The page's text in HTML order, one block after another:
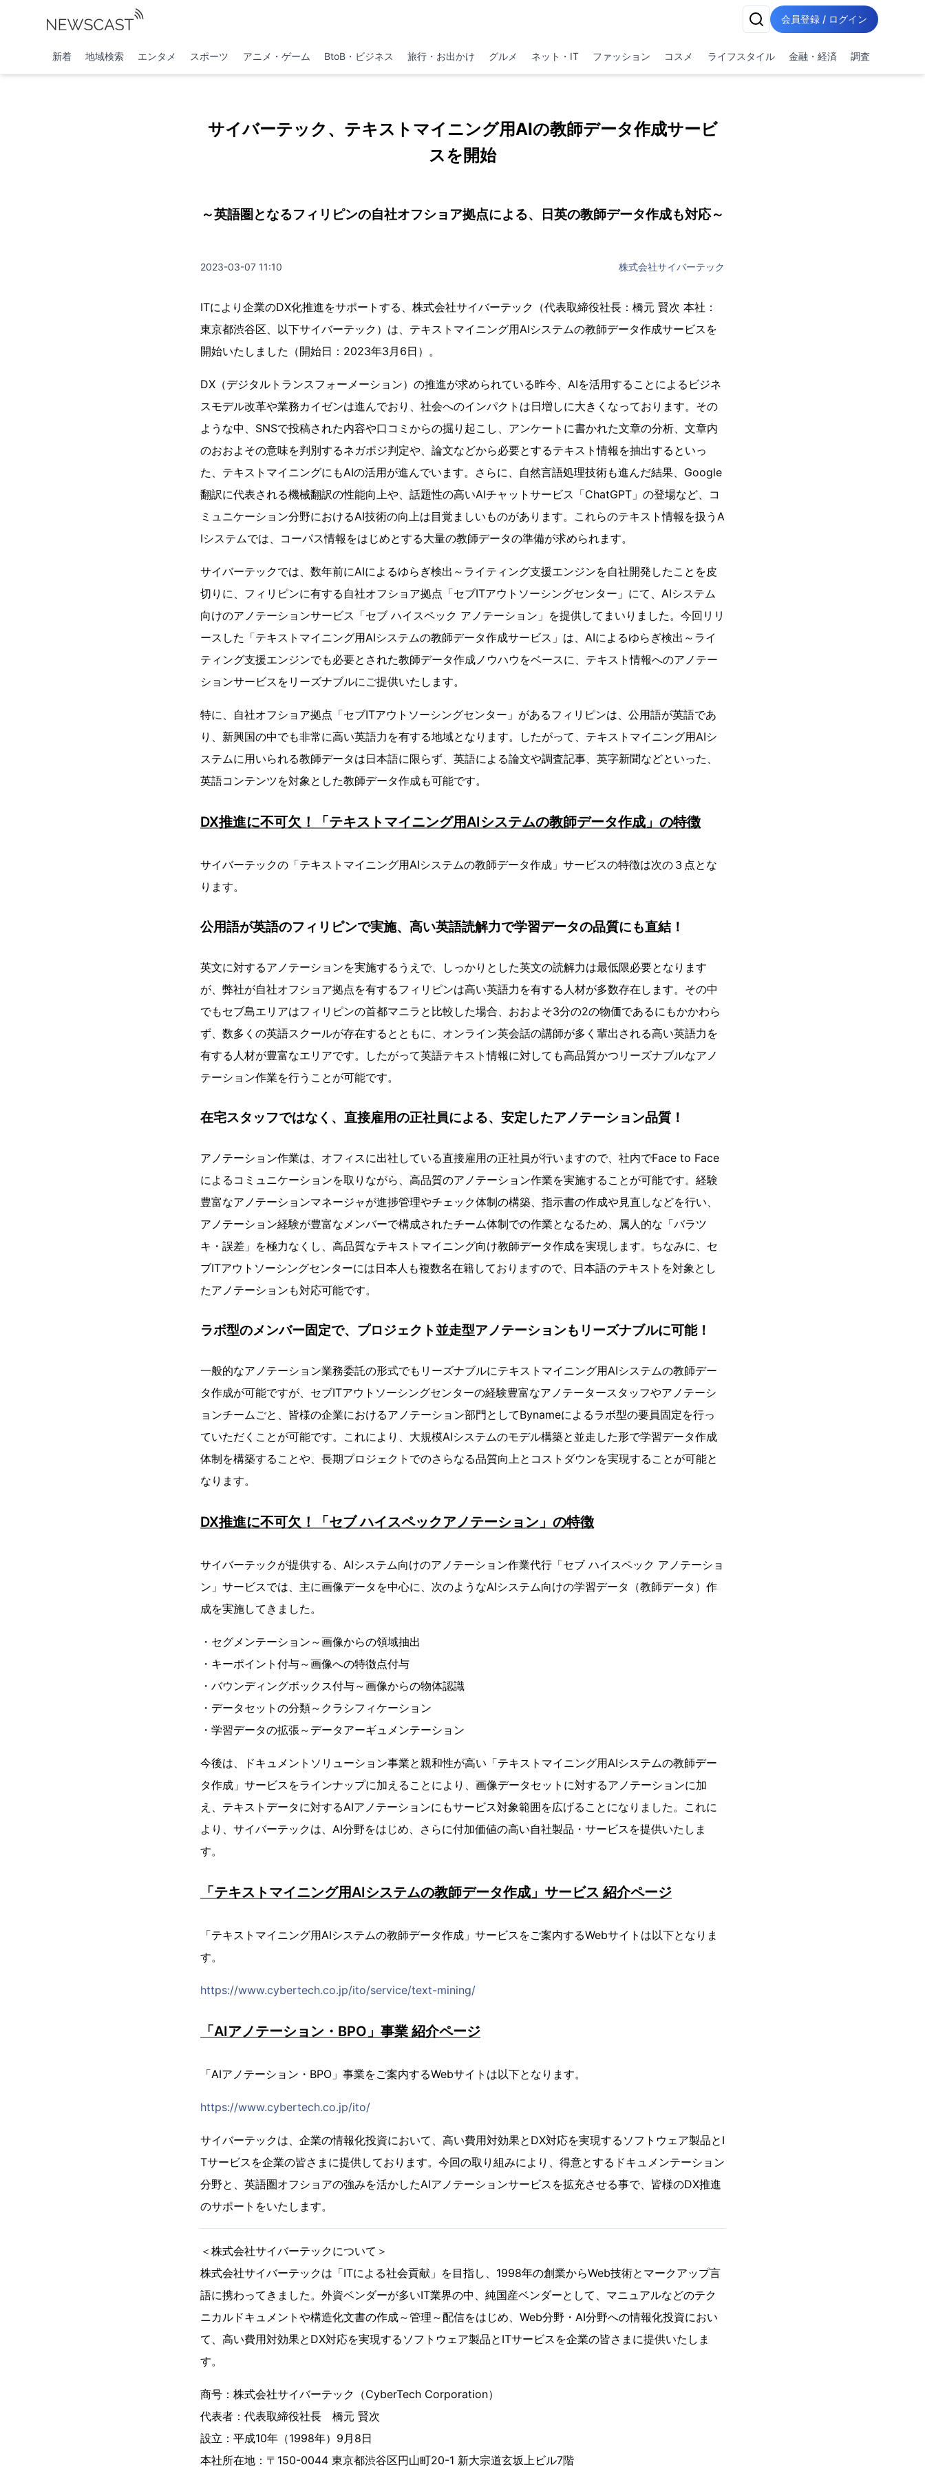
会員登録 / ログイン
新着 地域検索 エンタメ スポーツ アニメ・ゲーム BtoB・ビジネス 旅行・お出かけ グルメ ネット・IT ファッション コスメ ライフスタイル 金融・経済 調査
サイバーテック、テキストマイニング用AIの教師データ作成サービ
スを開始
～英語圏となるフィリピンの自社オフショア拠点による、日英の教師データ作成も対応～
2023-03-07 11:10 株式会社サイバーテック
ITにより企業のDX化推進をサポートする、株式会社サイバーテック（代表取締役社長：橋元 賢次 本社：
東京都渋谷区、以下サイバーテック）は、テキストマイニング用AIシステムの教師データ作成サービスを
開始いたしました（開始日：2023年3月6日）。
DX（デジタルトランスフォーメーション）の推進が求められている昨今、AIを活用することによるビジネ
スモデル改革や業務カイゼンは進んでおり、社会へのインパクトは日増しに大きくなっております。その
ような中、SNSで投稿された内容や口コミからの掘り起こし、アンケートに書かれた文章の分析、文章内
のおおよその意味を判別するネガポジ判定や、論文などから必要とするテキスト情報を抽出するといっ
た、テキストマイニングにもAIの活用が進んでいます。さらに、自然言語処理技術も進んだ結果、Google
翻訳に代表される機械翻訳の性能向上や、話題性の高いAIチャットサービス「ChatGPT」の登場など、コ
ミュニケーション分野におけるAI技術の向上は目覚ましいものがあります。これらのテキスト情報を扱うA
Iシステムでは、コーパス情報をはじめとする大量の教師データの準備が求められます。
サイバーテックでは、数年前にAIによるゆらぎ検出～ライティング支援エンジンを自社開発したことを皮
切りに、フィリピンに有する自社オフショア拠点「セブITアウトソーシングセンター」にて、AIシステム
向けのアノテーションサービス「セブ ハイスペック アノテーション」を提供してまいりました。今回リリ
ースした「テキストマイニング用AIシステムの教師データ作成サービス」は、AIによるゆらぎ検出～ライ
ティング支援エンジンでも必要とされた教師データ作成ノウハウをベースに、テキスト情報へのアノテー
ションサービスをリーズナブルにご提供いたします。
特に、自社オフショア拠点「セブITアウトソーシングセンター」があるフィリピンは、公用語が英語であ
り、新興国の中でも非常に高い英語力を有する地域となります。したがって、テキストマイニング用AIシ
ステムに用いられる教師データは日本語に限らず、英語による論文や調査記事、英字新聞などといった、
英語コンテンツを対象とした教師データ作成も可能です。
DX推進に不可欠！「テキストマイニング用AIシステムの教師データ作成」の特徴
サイバーテックの「テキストマイニング用AIシステムの教師データ作成」サービスの特徴は次の３点とな
ります。
公用語が英語のフィリピンで実施、高い英語読解力で学習データの品質にも直結！
英文に対するアノテーションを実施するうえで、しっかりとした英文の読解力は最低限必要となります
が、弊社が自社オフショア拠点を有するフィリピンは高い英語力を有する人材が多数存在します。その中
でもセブ島エリアはフィリピンの首都マニラと比較した場合、おおよそ3分の2の物価であるにもかかわら
ず、数多くの英語スクールが存在するとともに、オンライン英会話の講師が多く輩出される高い英語力を
有する人材が豊富なエリアです。したがって英語テキスト情報に対しても高品質かつリーズナブルなアノ
テーション作業を行うことが可能です。
在宅スタッフではなく、直接雇用の正社員による、安定したアノテーション品質！
アノテーション作業は、オフィスに出社している直接雇用の正社員が行いますので、社内でFace to Face
によるコミュニケーションを取りながら、高品質のアノテーション作業を実施することが可能です。経験
豊富なアノテーションマネージャが進捗管理やチェック体制の構築、指示書の作成や見直しなどを行い、
アノテーション経験が豊富なメンバーで構成されたチーム体制での作業となるため、属人的な「バラツ
キ・誤差」を極力なくし、高品質なテキストマイニング向け教師データ作成を実現します。ちなみに、セ
ブITアウトソーシングセンターには日本人も複数名在籍しておりますので、日本語のテキストを対象とし
たアノテーションも対応可能です。
ラボ型のメンバー固定で、プロジェクト並走型アノテーションもリーズナブルに可能！
一般的なアノテーション業務委託の形式でもリーズナブルにテキストマイニング用AIシステムの教師デー
タ作成が可能ですが、セブITアウトソーシングセンターの経験豊富なアノテータースタッフやアノテーシ
ョンチームごと、皆様の企業におけるアノテーション部門としてBynameによるラボ型の要員固定を行っ
ていただくことが可能です。これにより、大規模AIシステムのモデル構築と並走した形で学習データ作成
体制を構築することや、長期プロジェクトでのさらなる品質向上とコストダウンを実現することが可能と
なります。
DX推進に不可欠！「セブ ハイスペックアノテーション」の特徴
サイバーテックが提供する、AIシステム向けのアノテーション作業代行「セブ ハイスペック アノテーショ
ン」サービスでは、主に画像データを中心に、次のようなAIシステム向けの学習データ（教師データ）作
成を実施してきました。
・セグメンテーション～画像からの領域抽出
・キーポイント付与～画像への特徴点付与
・バウンディングボックス付与～画像からの物体認識
・データセットの分類～クラシフィケーション
・学習データの拡張～データアーギュメンテーション
今後は、ドキュメントソリューション事業と親和性が高い「テキストマイニング用AIシステムの教師デー
タ作成」サービスをラインナップに加えることにより、画像データセットに対するアノテーションに加
え、テキストデータに対するAIアノテーションにもサービス対象範囲を広げることになりました。これに
より、サイバーテックは、AI分野をはじめ、さらに付加価値の高い自社製品・サービスを提供いたしま
す。
「テキストマイニング用AIシステムの教師データ作成」サービス 紹介ページ
「テキストマイニング用AIシステムの教師データ作成」サービスをご案内するWebサイトは以下となりま
す。
https://www.cybertech.co.jp/ito/service/text-mining/
「AIアノテーション・BPO」事業 紹介ページ
「AIアノテーション・BPO」事業をご案内するWebサイトは以下となります。
https://www.cybertech.co.jp/ito/
サイバーテックは、企業の情報化投資において、高い費用対効果とDX対応を実現するソフトウェア製品とI
Tサービスを企業の皆さまに提供しております。今回の取り組みにより、得意とするドキュメンテーション
分野と、英語圏オフショアの強みを活かしたAIアノテーションサービスを拡充させる事で、皆様のDX推進
のサポートをいたします。
＜株式会社サイバーテックについて＞
株式会社サイバーテックは「ITによる社会貢献」を目指し、1998年の創業からWeb技術とマークアップ言
語に携わってきました。外資ベンダーが多いIT業界の中、純国産ベンダーとして、マニュアルなどのテク
ニカルドキュメントや構造化文書の作成～管理～配信をはじめ、Web分野・AI分野への情報化投資におい
て、高い費用対効果とDX対応を実現するソフトウェア製品とITサービスを企業の皆さまに提供いたしま
す。
商号：株式会社サイバーテック（CyberTech Corporation）
代表者：代表取締役社長 橋元 賢次
設立：平成10年（1998年）9月8日
本社所在地：〒150-0044 東京都渋谷区円山町20-1 新大宗道玄坂上ビル7階